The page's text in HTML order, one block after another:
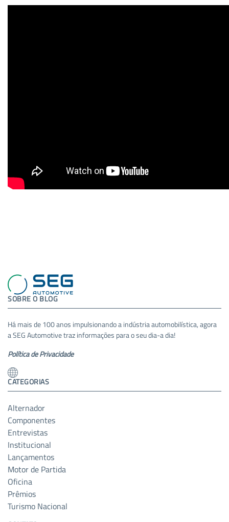
SOBRE O BLOG
Há mais de 100 anos impulsionando a indústria automobilística, agora
a SEG Automotive traz informações para o seu dia-a dia!
Política de Privacidade
CATEGORIAS
Alternador
Componentes
Entrevistas
Institucional
Lançamentos
Motor de Partida
Oficina
Prêmios
Turismo Nacional